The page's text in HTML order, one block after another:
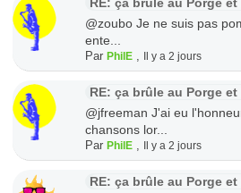
RE: ça brûle au Porge
@zoubo Je ne suis pas
ente...
ParPhilE , Il y a 2 jours
RE: ça brûle au Porge
@jfreeman J'ai eu
chansons lor...
ParPhilE , Il y a 2 jours
RE: ça brûle au Porge